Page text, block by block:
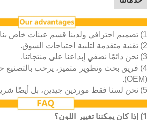
وتطوير متميز، يرحب بالتصنيع حسب الطلب